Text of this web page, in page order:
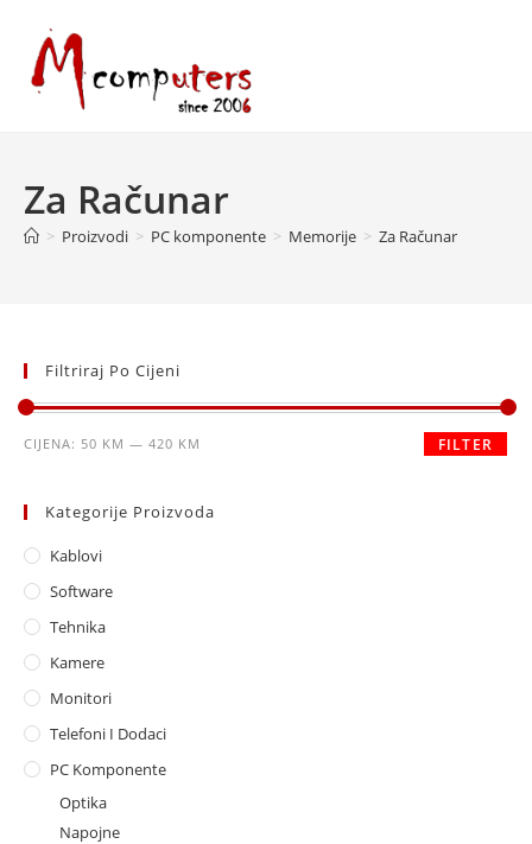
content
Za Računar
> Proizvodi > PC komponente > Memorije > Za Računar
Filtriraj Po Cijeni
Minimalna
Maksimalna
FILTER
CIJENA: 50 KM — 420 KM
Kategorije Proizvoda
Kablovi
Software
Tehnika
Kamere
Monitori
Telefoni I Dodaci
PC Komponente
Optika
Napojne